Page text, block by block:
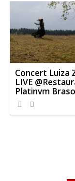
Concert Luiza
LIVE
Platinvm